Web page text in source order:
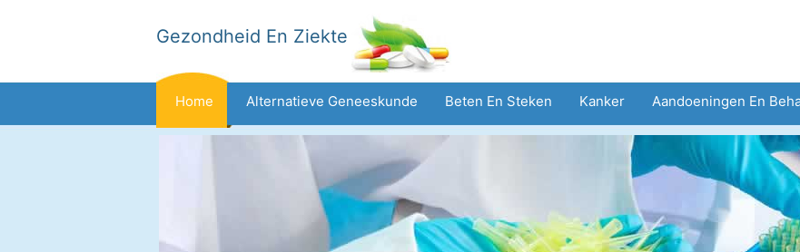
Gezondheid En Ziekte
Home Alternatieve Geneeskunde Beten En Steken Kanker Aandoeningen En
Gezinsgezondheid Geestelijke Gezondheid